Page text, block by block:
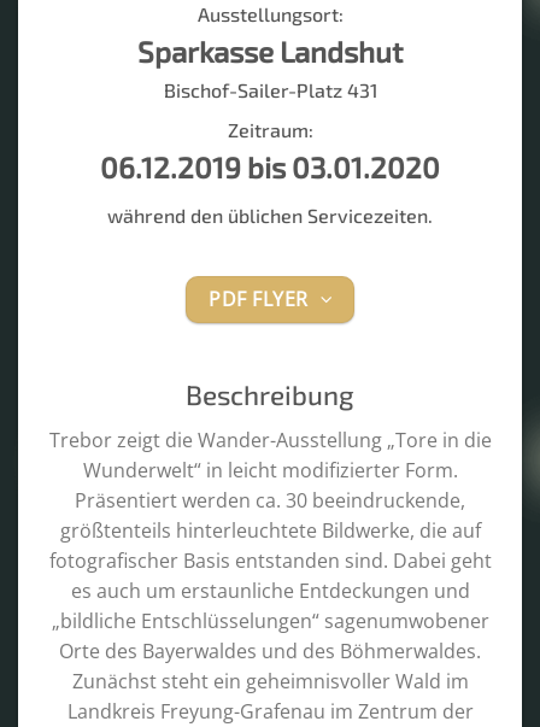
Ausstellungsort:
Sparkasse Landshut
Bischof-Sailer-Platz 431
Zeitraum:
06.12.2019 bis 03.01.2020
während den üblichen Servicezeiten.
PDF FLYER
Beschreibung
Trebor zeigt die Wander-Ausstellung „Tore in die
Wunderwelt“ in leicht modifizierter Form.
Präsentiert werden ca. 30 beeindruckende,
größtenteils hinterleuchtete Bildwerke, die auf
fotografischer Basis entstanden sind. Dabei geht
es auch um erstaunliche Entdeckungen und
„bildliche Entschlüsselungen“ sagenumwobener
Orte des Bayerwaldes und des Böhmerwaldes.
Zunächst steht ein geheimnisvoller Wald im
Landkreis Freyung-Grafenau im Zentrum der